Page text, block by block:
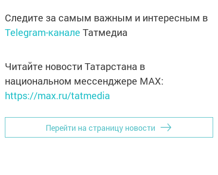
Следите за самым важным и интересным в
Telegram-канале Татмедиа
Читайте новости Татарстана в
национальном мессенджере MАХ:
https://max.ru/tatmedia
Перейти на страницу новости